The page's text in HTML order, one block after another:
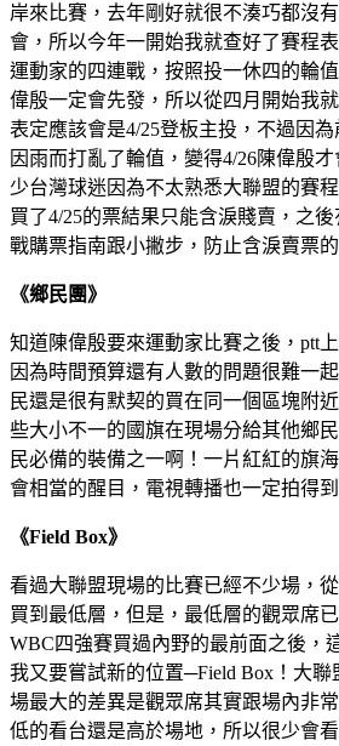
岸來比賽，去年剛好就很不湊巧都沒
會，所以今年一開始我就查好了賽程
運動家的四連戰，按照投一休四的輪
偉殷一定會先發，所以從四月開始我
表定應該會是4/25登板主投，不過因
因雨而打亂了輪值，變得4/26陳偉殷
少台灣球迷因為不太熟悉大聯盟的賽
買了4/25的票結果只能含淚賤賣，之
戰購票指南跟小撇步，防止含淚賣票
《鄉民團》
知道陳偉殷要來運動家比賽之後，ptt
因為時間預算還有人數的問題很難一
民還是很有默契的買在同一個區塊附
些大小不一的國旗在現場分給其他鄉
民必備的裝備之一啊！一片紅紅的旗
會相當的醒目，電視轉播也一定拍得到
《Field Box》
看過大聯盟現場的比賽已經不少場，
買到最低層，但是，最低層的觀眾席
WBC四強賽買過內野的最前面之後，
我又要嘗試新的位置─Field Box！大
場最大的差異是觀眾席其實跟場內非
低的看台還是高於場地，所以很少會